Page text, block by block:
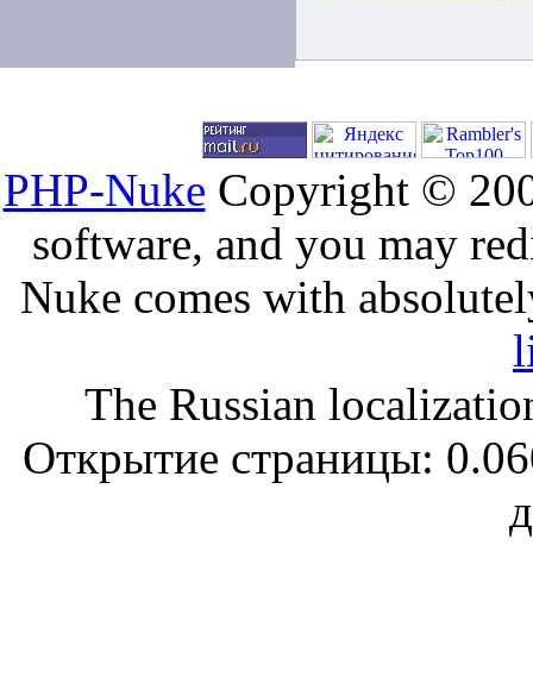
PHP-Nuke Copyright ©
software, and you may
Nuke comes with
The Russian
Открытие страницы: